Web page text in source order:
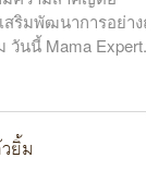
สริมพัฒนาการอย่า
นนี้ Mama
ยิ้ม